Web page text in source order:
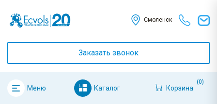
Смоленск
Заказать звонок
Меню Каталог Корзина
(0)